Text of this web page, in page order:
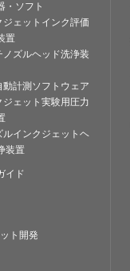
・ソフト
ジェットインク評価
置
ノズルヘッド洗浄装
動計測ソフトウェア
ジェット実験用圧力
ルインクジェットヘ
装置
イド
ト開発